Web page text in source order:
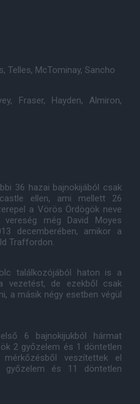
Telles, McTominay, Sancho
Fraser, Hayden, Almiron,
36 hazai bajnokijából csak
ellen, ami mellett 26
a Vörös Ördögök neve
még David Moyes
decemberében, amikor a
Traffordon.
találkozójából haton is a
vezetést, de ezekből csak
a másik négy esetben végül
6 bajnokijukból hármat
2 győzelem és 1 döntetlen
veszítettek el
és 11 döntetlen